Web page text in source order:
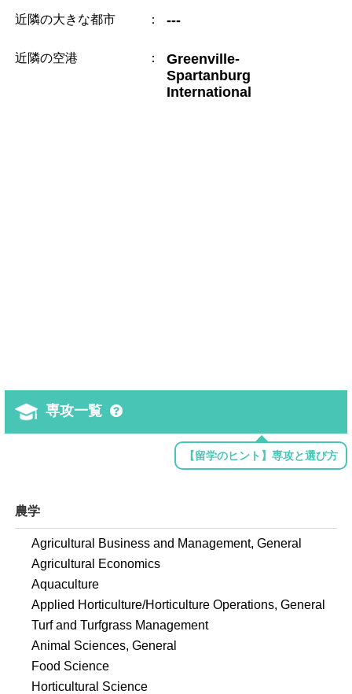
近隣の大きな都市 ： ---
近隣の空港 ：
Greenville-
Spartanburg
International
専攻一覧
【留学のヒント】専攻と選び方
農学
Agricultural Business and Management, General
Agricultural Economics
Aquaculture
Applied Horticulture/Horticulture Operations, General
Turf and Turfgrass Management
Animal Sciences, General
Food Science
Horticultural Science